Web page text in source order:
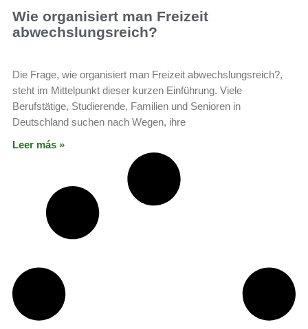
Wie organisiert man Freizeit
abwechslungsreich?
Die Frage, wie organisiert man Freizeit abwechslungsreich?,
steht im Mittelpunkt dieser kurzen Einführung. Viele
Berufstätige, Studierende, Familien und Senioren in
Deutschland suchen nach Wegen, ihre
Leer más »